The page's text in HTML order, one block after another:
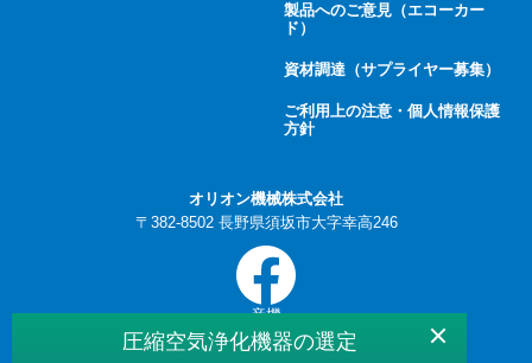
製品へのご意見（エコーカー
ド）
資材調達（サプライヤー募集）
ご利用上の注意・個人情報保護
方針
オリオン機械株式会社
〒382-8502 長野県須坂市大字幸高246
産機
圧縮空気浄化機器の選定